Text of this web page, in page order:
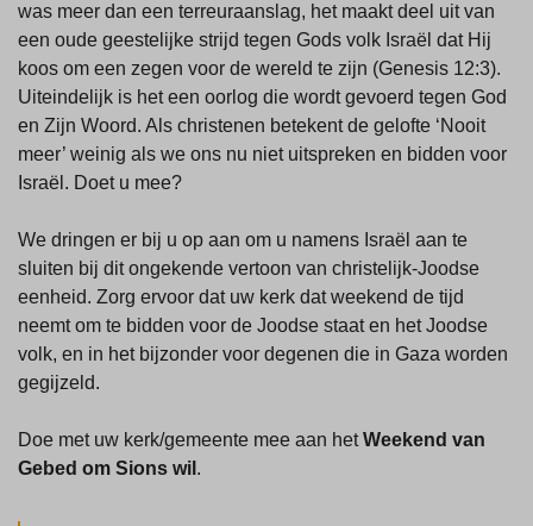
was meer dan een terreuraanslag, het maakt deel uit van
een oude geestelijke strijd tegen Gods volk Israël dat Hij
koos om een zegen voor de wereld te zijn (Genesis 12:3).
Uiteindelijk is het een oorlog die wordt gevoerd tegen God
en Zijn Woord. Als christenen betekent de gelofte ‘Nooit
meer’ weinig als we ons nu niet uitspreken en bidden voor
Israël. Doet u mee?
We dringen er bij u op aan om u namens Israël aan te
sluiten bij dit ongekende vertoon van christelijk-Joodse
eenheid. Zorg ervoor dat uw kerk dat weekend de tijd
neemt om te bidden voor de Joodse staat en het Joodse
volk, en in het bijzonder voor degenen die in Gaza worden
gegijzeld.
Doe met uw kerk/gemeente mee aan hetWeekend van
Gebed om Sions wil .